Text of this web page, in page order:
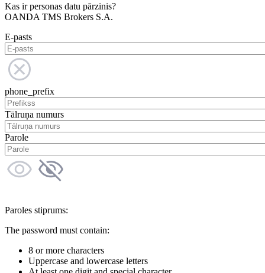
Kas ir personas datu pārzinis?
OANDA TMS Brokers S.A.
E-pasts
phone_prefix
Tālruņa numurs
Parole
Paroles stiprums:
The password must contain:
8 or more characters
Uppercase and lowercase letters